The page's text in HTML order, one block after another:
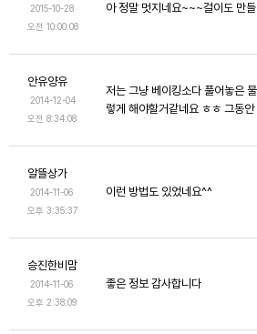
2015-10-28
오전 10:00:08
아 정말 멋지네요~~~걸이도 만
안유양유
2014-12-04
오전 8:34:08
저는 그냥 베이킹소다 풀어놓은
렇게 해야할거같네요 ㅎㅎ 그동
알뜰상가
2014-11-06
오후 3:35:37
이런 방법도 있었네요^^
승진한비맘
2014-11-06
오후 2:38:09
좋은 정보 감사합니다